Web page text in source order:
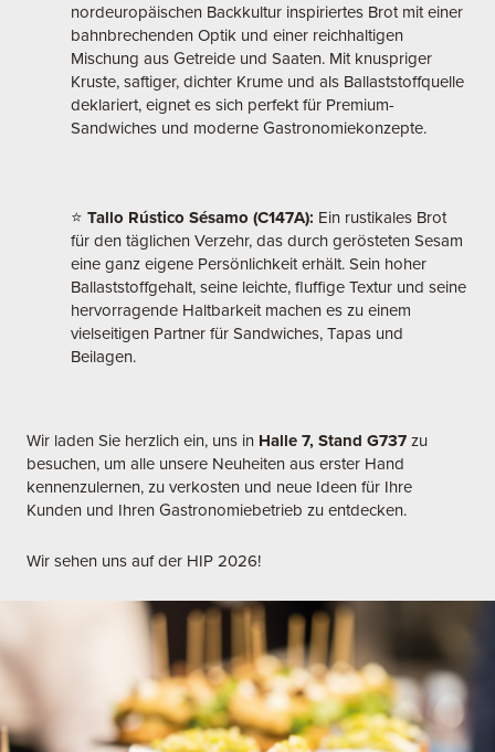
nordeuropäischen Backkultur inspiriertes Brot mit einer
bahnbrechenden Optik und einer reichhaltigen
Mischung aus Getreide und Saaten. Mit knuspriger
Kruste, saftiger, dichter Krume und als Ballaststoffquelle
deklariert, eignet es sich perfekt für Premium-
Sandwiches und moderne Gastronomiekonzepte.
⭐ Tallo Rústico Sésamo (C147A): Ein rustikales Brot
für den täglichen Verzehr, das durch gerösteten Sesam
eine ganz eigene Persönlichkeit erhält. Sein hoher
Ballaststoffgehalt, seine leichte, fluffige Textur und seine
hervorragende Haltbarkeit machen es zu einem
vielseitigen Partner für Sandwiches, Tapas und
Beilagen.
Wir laden Sie herzlich ein, uns in Halle 7, Stand G737 zu
besuchen, um alle unsere Neuheiten aus erster Hand
kennenzulernen, zu verkosten und neue Ideen für Ihre
Kunden und Ihren Gastronomiebetrieb zu entdecken.
Wir sehen uns auf der HIP 2026!